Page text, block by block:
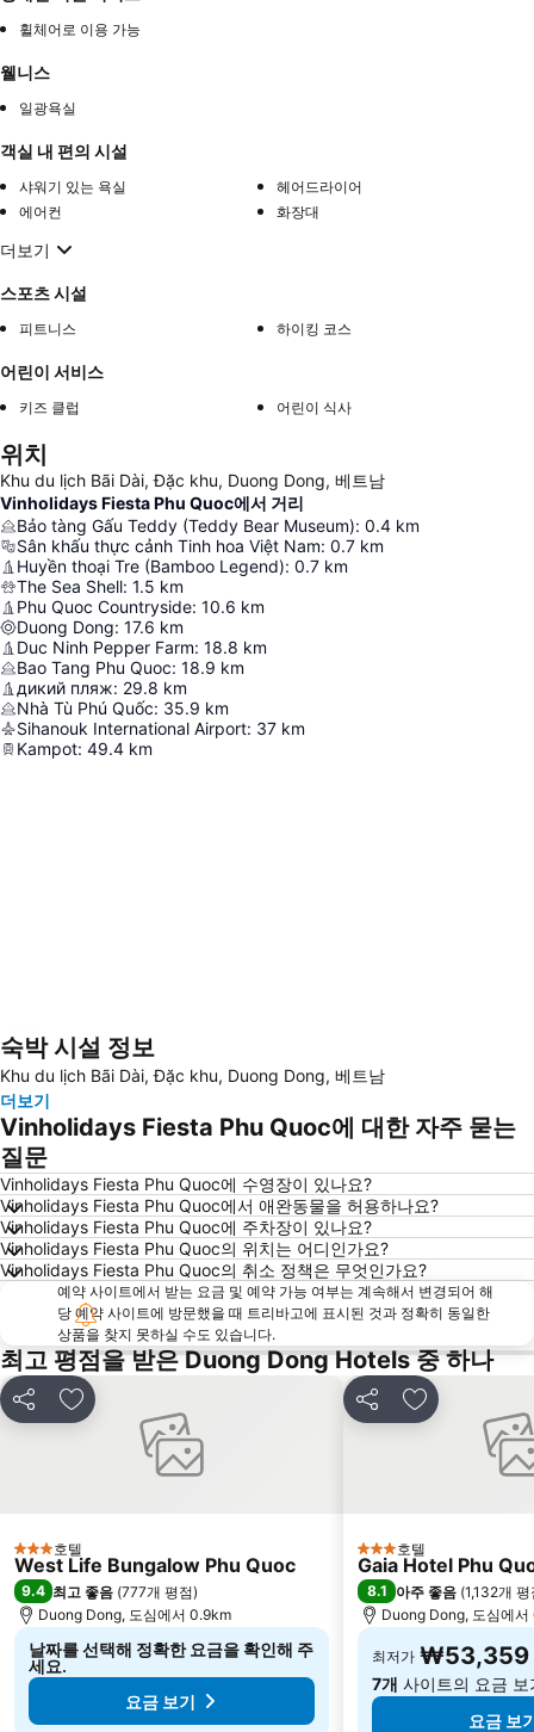
휠체어로 이용 가능
웰니스
일광욕실
객실 내 편의 시설
샤워기 있는 욕실
헤어드라이어
에어컨
화장대
더보기
스포츠 시설
피트니스 하이킹 코스
어린이 서비스
키즈 클럽 어린이 식사
위치
Khu du lịch Bãi Dài, Đặc khu, Duong Dong, 베트남
Vinholidays Fiesta Phu Quoc에서 거리
Bảo tàng Gấu Teddy (Teddy Bear Museum): 0.4 km
Sân khấu thực cảnh Tinh hoa Việt Nam: 0.7 km
Huyền thoại Tre (Bamboo Legend): 0.7 km
The Sea Shell: 1.5 km
Phu Quoc Countryside: 10.6 km
Duong Dong: 17.6 km
Duc Ninh Pepper Farm: 18.8 km
Bao Tang Phu Quoc: 18.9 km
дикий пляж: 29.8 km
Nhà Tù Phú Quốc: 35.9 km
Sihanouk International Airport: 37 km
Kampot: 49.4 km
지도 확대하기
숙박 시설 정보
Khu du lịch Bãi Dài, Đặc khu, Duong Dong, 베트남
더보기
Vinholidays Fiesta Phu Quoc에 대한 자주 묻는
질문
Vinholidays Fiesta Phu Quoc에 수영장이 있나요?
Vinholidays Fiesta Phu Quoc에서 애완동물을 허용하나요?
Vinholidays Fiesta Phu Quoc에 주차장이 있나요?
Vinholidays Fiesta Phu Quoc의 위치는 어디인가요?
Vinholidays Fiesta Phu Quoc의 취소 정책은 무엇인가요?
예약 사이트에서 받는 요금 및 예약 가능 여부는 계속해서 변경되어 해
당 예약 사이트에 방문했을 때 트리바고에 표시된 것과 정확히 동일한
상품을 찾지 못하실 수도 있습니다.
최고 평점을 받은 Duong Dong Hotels 중 하나
공유 즐겨찾기에 추가
3 성급호텔
West Life Bungalow Phu Quoc
9.4 최고 좋음 (777개 평점)
Duong Dong, 도심에서 0.9km
날짜를 선택해 정확한 요금을 확인해 주
세요.
요금 보기
공유 즐겨찾기에
3 성급호텔
Gaia Hotel Phu
8.1 아주 좋음 (1,132개 평
Duong Dong, 도심에
최저가 ₩53,359
7개 사이트의 요금 보
요금 보